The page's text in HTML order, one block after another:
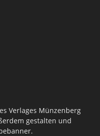
Verlages Münzenberg
gestalten und